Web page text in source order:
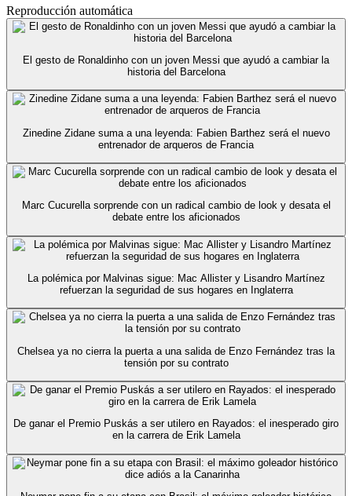
Reproducción automática
El gesto de Ronaldinho con un joven Messi que ayudó a cambiar la
historia del Barcelona
Zinedine Zidane suma a una leyenda: Fabien Barthez será el nuevo
entrenador de arqueros de Francia
Marc Cucurella sorprende con un radical cambio de look y desata el
debate entre los aficionados
La polémica por Malvinas sigue: Mac Allister y Lisandro Martínez
refuerzan la seguridad de sus hogares en Inglaterra
Chelsea ya no cierra la puerta a una salida de Enzo Fernández tras la
tensión por su contrato
De ganar el Premio Puskás a ser utilero en Rayados: el inesperado giro
en la carrera de Erik Lamela